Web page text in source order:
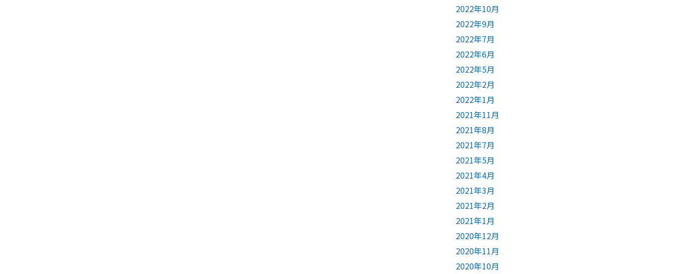
2022年10月
2022年9月
2022年7月
2022年6月
2022年5月
2022年2月
2022年1月
2021年11月
2021年8月
2021年7月
2021年5月
2021年4月
2021年3月
2021年2月
2021年1月
2020年12月
2020年11月
2020年10月